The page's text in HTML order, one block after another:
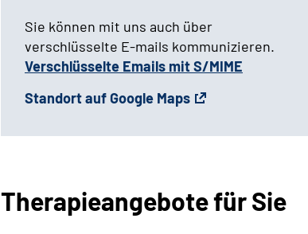
Sie können mit uns auch über
verschlüsselte E-mails kommunizieren.
Verschlüsselte Emails mit S/MIME
Standort auf Google Maps
Therapieangebote für Sie